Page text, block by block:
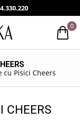
0
cu Pisici Cheers
CHEERS